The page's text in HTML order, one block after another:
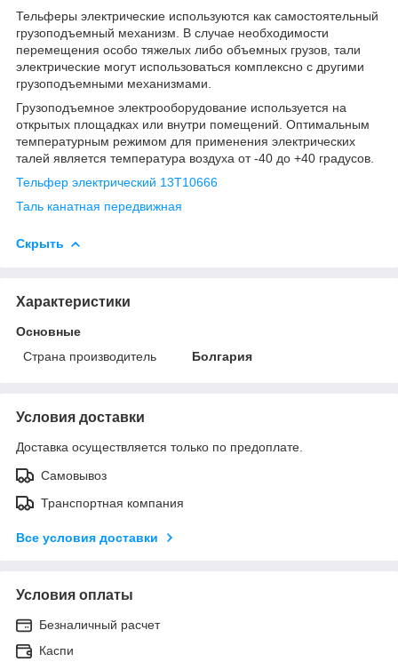
Тельферы электрические используются как самостоятельный
грузоподъемный механизм. В случае необходимости
перемещения особо тяжелых либо объемных грузов, тали
электрические могут использоваться комплексно с другими
грузоподъемными механизмами.
Грузоподъемное электрооборудование используется на
открытых площадках или внутри помещений. Оптимальным
температурным режимом для применения электрических
талей является температура воздуха от -40 до +40 градусов.
Тельфер электрический 13Т10666
Таль канатная передвижная
Скрыть
Характеристики
Основные
Страна производитель
Болгария
Условия доставки
Доставка осуществляется только по предоплате.
Самовывоз
Транспортная компания
Все условия доставки
Условия оплаты
Безналичный расчет
Каспи